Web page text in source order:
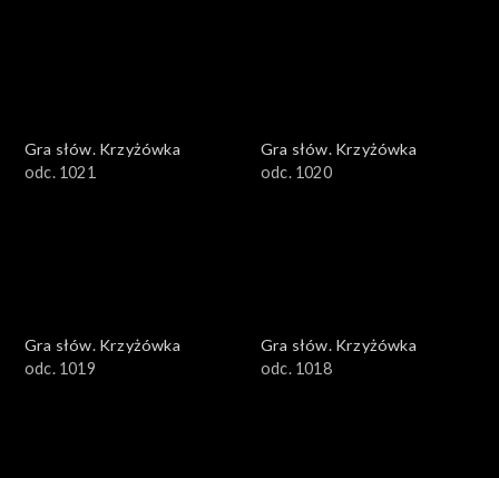
Gra słów. Krzyżówka
odc. 1021
Gra słów. Krzyżówka
odc. 1020
Gra słów. Krzyżówka
odc. 1019
Gra słów. Krzyżówka
odc. 1018